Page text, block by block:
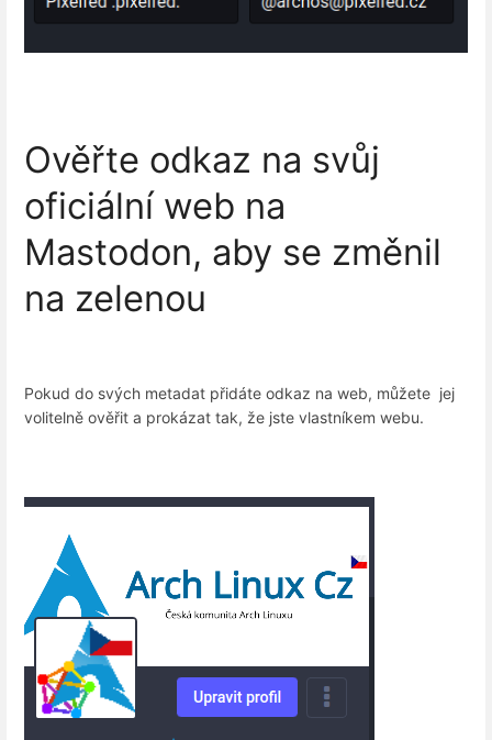
Ověřte odkaz na svůj
oficiální web na
Mastodon, aby se změnil
na zelenou
Pokud do svých metadat přidáte odkaz na web, můžete jej
volitelně ověřit a prokázat tak, že jste vlastníkem webu.